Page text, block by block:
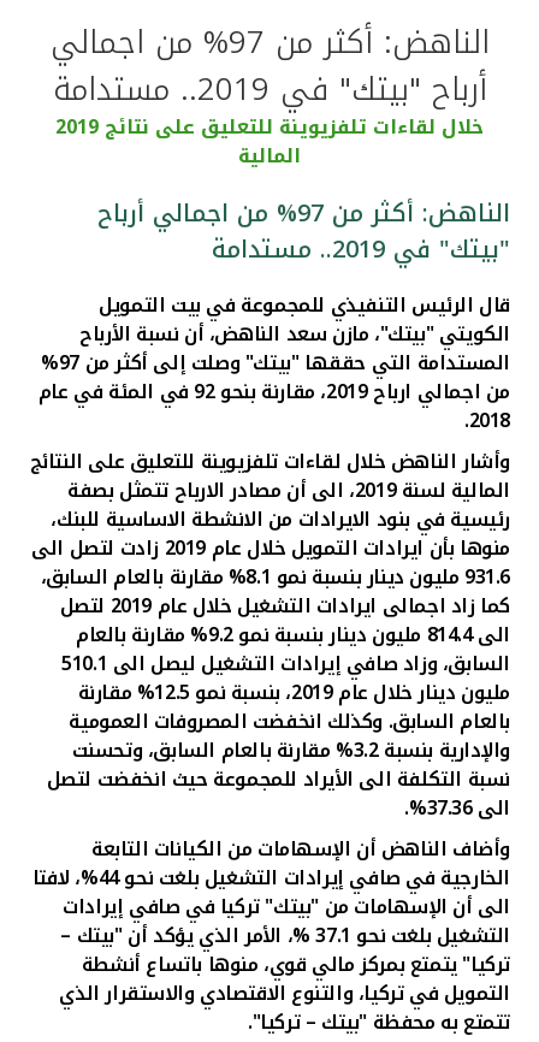
أدوات وخدمات
خدمات ما بعد البيع
مواقع الفروع وأجهزة الصرف الآلي
ألمانيا
ماليزيا
تركيا
مصر
المملكة المتحدة
مملكة البحرين
الناهض: أكثر من 97% من اجمالي
أرباح "بيتك" في 2019.. مستدامة
خلال لقاءات تلفزيوينة للتعليق على نتائج 2019
المالية
الناهض: أكثر من 97% من اجمالي أرباح
"بيتك" في 2019.. مستدامة
قال الرئيس التنفيذي للمجموعة في بيت التمويل
الكويتي "بيتك"، مازن سعد الناهض، أن نسبة الأرباح
المستدامة التي حققها "بيتك" وصلت إلى أكثر من 97%
من اجمالي ارباح 2019، مقارنة بنحو 92 في المئة في عام
2018.
وأشار الناهض خلال لقاءات تلفزيوينة للتعليق على النتائج
المالية لسنة 2019، الى أن مصادر الارباح تتمثل بصفة
رئيسية في بنود الايرادات من الانشطة الاساسية للبنك،
منوها بأن ايرادات التمويل خلال عام 2019 زادت لتصل الى
931.6 مليون دينار بنسبة نمو 8.1% مقارنة بالعام السابق،
كما زاد اجمالى ايرادات التشغيل خلال عام 2019 لتصل
الى 814.4 مليون دينار بنسبة نمو 9.2% مقارنة بالعام
السابق، وزاد صافي إيرادات التشغيل ليصل الى 510.1
مليون دينار خلال عام 2019، بنسبة نمو 12.5% مقارنة
بالعام السابق. وكذلك انخفضت المصروفات العمومية
والإدارية بنسبة 3.2% مقارنة بالعام السابق، وتحسنت
نسبة التكلفة الى الأيراد للمجموعة حيث انخفضت لتصل
الى 37.36%.
وأضاف الناهض أن الإسهامات من الكيانات التابعة
الخارجية في صافي إيرادات التشغيل بلغت نحو 44%، لافتا
الى أن الإسهامات من "بيتك" تركيا في صافي إيرادات
التشغيل بلغت نحو 37.1 %، الأمر الذي يؤكد أن "بيتك –
تركيا" يتمتع بمركز مالي قوي، منوها باتساع أنشطة
التمويل في تركيا، والتنوع الاقتصادي والاستقرار الذي
تتمتع به محفظة "بيتك – تركيا".